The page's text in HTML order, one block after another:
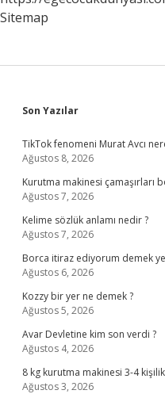
Sitemap
Sidebar
Son Yazılar
TikTok fenomeni Murat Avcı
Ağustos 8, 2026
Kurutma makinesi çamaşırları
Ağustos 7, 2026
Kelime sözlük anlamı nedir ?
Ağustos 7, 2026
Borca itiraz ediyorum demek
Ağustos 6, 2026
Kozzy bir yer ne demek ?
Ağustos 5, 2026
Avar Devletine kim son verdi ?
Ağustos 4, 2026
8 kg kurutma makinesi 3-4
Ağustos 3, 2026